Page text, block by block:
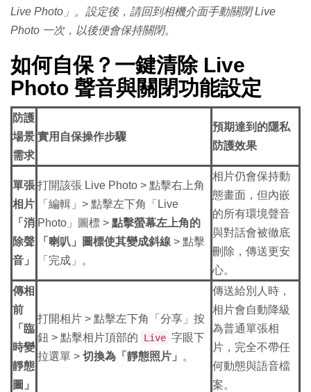
Live Photo」。設定後，請回到相機介面手動關閉 Live
Photo 一次，以後便會保持關閉。
如何自保？一鍵清除 Live
Photo 聲音與關閉功能設定
防護
場景
需求
實用自保操作步驟
預期達到的隱私
防護效果
單張
相片
「消
除聲
音」
打開該張 Live Photo > 點擊右上角
「編輯」> 點擊左下角「Live
Photo」圖標 > 點擊螢幕左上角的
「喇叭」圖標使其變成斜線 > 點擊
「完成」。
相片仍會保持動
態畫面，但內嵌
的所有環境聲音
與對話會被徹底
刪除，傳送更安
心。
傳相
前
「臨
時變
靜態
圖」
打開相片 > 點擊左下角「分享」按
鈕 > 點擊相片頂部的
Live 字眼下
拉選單 > 切換為「靜態照片」 。
傳送給別人時，
相片會自動降級
為普通單張相
片，完全不帶任
何動態與語音檔
案。